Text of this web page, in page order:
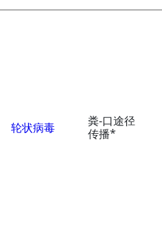
轮状病毒
粪-口途径
传播*